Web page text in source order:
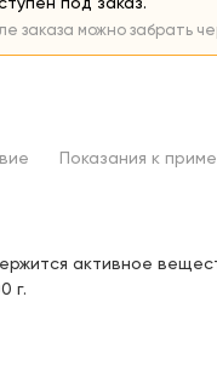
заказа можно забрать
Показания к
активное
г.